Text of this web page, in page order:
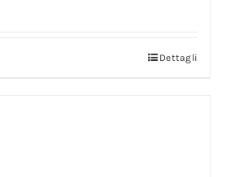
Dettagli